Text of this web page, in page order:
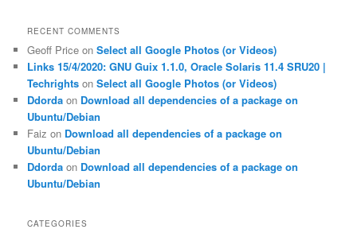
RECENT COMMENTS
Geoff Price onSelect all Google Photos (or Videos)
Links 15/4/2020: GNU Guix 1.1.0, Oracle Solaris 11.4 SRU20 |
Techrights onSelect all Google Photos (or Videos)
Ddorda on Download all dependencies of a package on
Ubuntu/Debian
Faiz on Download all dependencies of a package on
Ubuntu/Debian
Ddorda on Download all dependencies of a package on
Ubuntu/Debian
CATEGORIES